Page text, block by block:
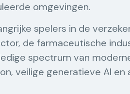
omgevingen.
spelers in de
de farmaceutische
spectrum van
veilige generatieve AI